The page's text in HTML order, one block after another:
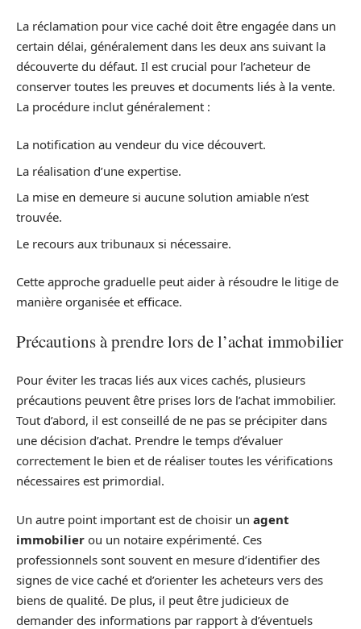
La réclamation pour vice caché doit être engagée dans un
certain délai, généralement dans les deux ans suivant la
découverte du défaut. Il est crucial pour l’acheteur de
conserver toutes les preuves et documents liés à la vente.
La procédure inclut généralement :
La notification au vendeur du vice découvert.
La réalisation d’une expertise.
La mise en demeure si aucune solution amiable n’est
trouvée.
Le recours aux tribunaux si nécessaire.
Cette approche graduelle peut aider à résoudre le litige de
manière organisée et efficace.
Précautions à prendre lors de l’achat immobilier
Pour éviter les tracas liés aux vices cachés, plusieurs
précautions peuvent être prises lors de l’achat immobilier.
Tout d’abord, il est conseillé de ne pas se précipiter dans
une décision d’achat. Prendre le temps d’évaluer
correctement le bien et de réaliser toutes les vérifications
nécessaires est primordial.
Un autre point important est de choisir un agent
immobilier ou un notaire expérimenté. Ces
professionnels sont souvent en mesure d’identifier des
signes de vice caché et d’orienter les acheteurs vers des
biens de qualité. De plus, il peut être judicieux de
demander des informations par rapport à d’éventuels